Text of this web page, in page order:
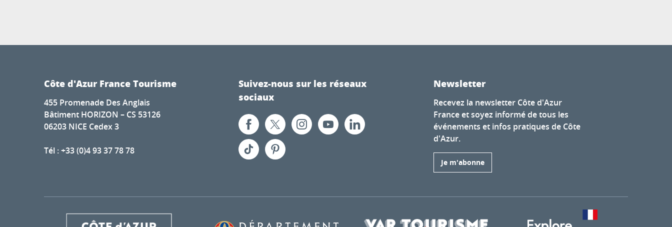
Côte d'Azur France Tourisme
455 Promenade Des Anglais
Bâtiment HORIZON – CS 53126
06203 NICE Cedex 3
Tél : +33 (0)4 93 37 78 78
Suivez-nous sur les réseaux
sociaux
Newsletter
Recevez la newsletter Côte d'Azur
France et soyez informé de tous les
événements et infos pratiques de Côte
d'Azur.
Je m'abonne